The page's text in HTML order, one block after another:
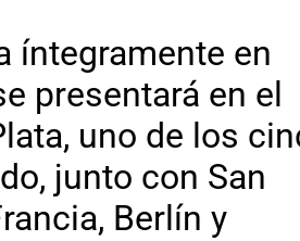
íntegramente en
presentará en el
uno de los
junto con San
Berlín y